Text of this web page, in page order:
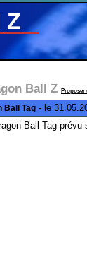
Z
Ball Z Proposer
Ball Tag - le
Ball Tag